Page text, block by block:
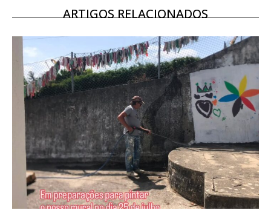
Acesso ao conteúdo online
Acesso aos conteúdos Exclusivos para
assinantes
Ofertas para assinatura anual
Escolha o plano
ARTIGOS RELACIONADOS